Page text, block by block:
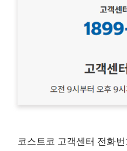
코스트코 고객센터 전화